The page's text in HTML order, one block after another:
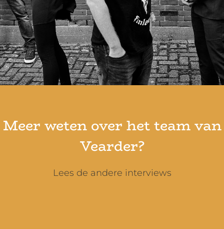
Meer weten over het team van
Vearder?
Lees de andere interviews